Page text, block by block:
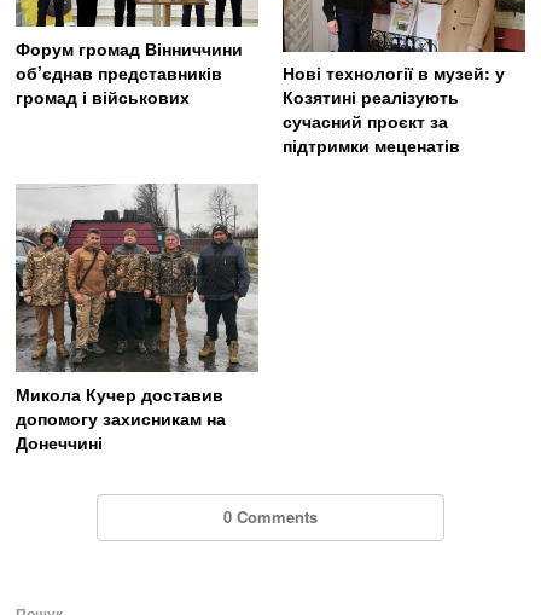
Форум громад Вінниччини
об’єднав представників
громад і військових
Нові технології в музей: у
Козятині реалізують
сучасний проєкт за
підтримки меценатів
Микола Кучер доставив
допомогу захисникам на
Донеччині
0 Comments